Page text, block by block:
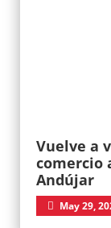
Vuelve a
comercio
Andújar
May 29,